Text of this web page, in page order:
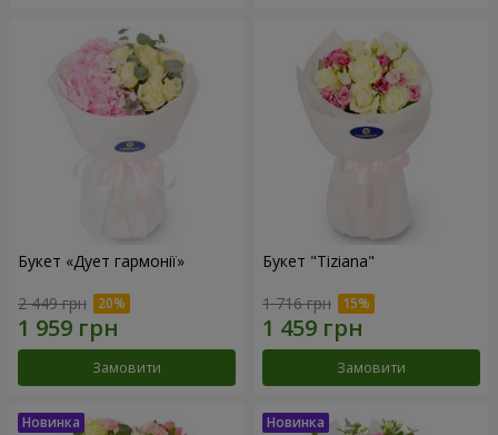
Букет «Дует гармонії»
2 449 грн
Замовити
Букет "Tiziana"
1 716 грн
Замовити